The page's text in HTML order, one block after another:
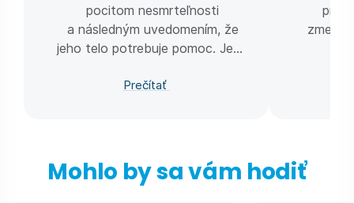
pocitom nesmrteľnosti
a následným uvedomením, že
jeho telo potrebuje pomoc. Jeho
vrátiť telu rovnováhu.
Prečítať
zmeniť
Mohlo by sa vám hodiť